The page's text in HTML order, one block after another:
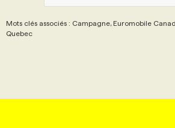
Mots clés associés : Campagne, Euromobile
Quebec